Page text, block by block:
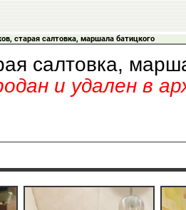
старая салтовка, маршала батицкого
салтовка,
и удален в